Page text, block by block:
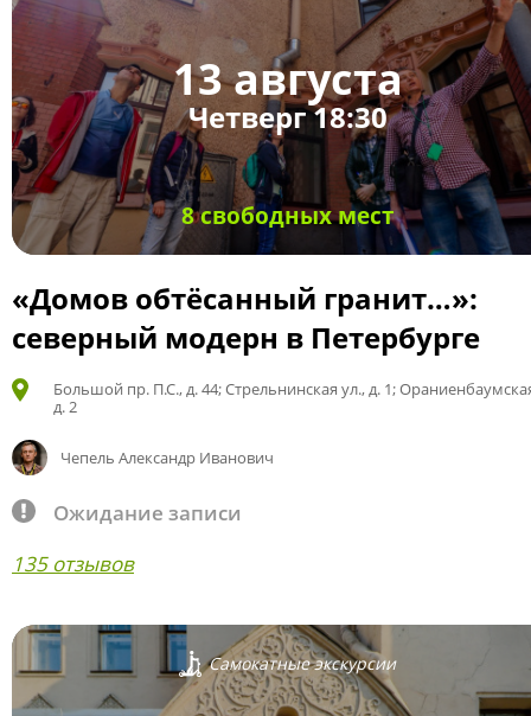
13 августа
Четверг 18:30
8 свободных мест
«Домов обтёсанный гранит…»:
северный модерн в Петербурге
Большой пр. П.С., д. 44; Стрельнинская ул., д. 1;
д. 2
Чепель Александр Иванович
Ожидание записи
135 отзывов
Самокатные экскурсии